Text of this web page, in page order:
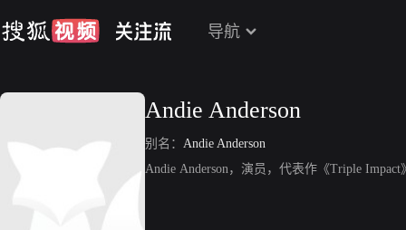
导航
Andie Anderson
别名： Andie Anderson
Andie Anderson，演员，代表作《Triple Impact